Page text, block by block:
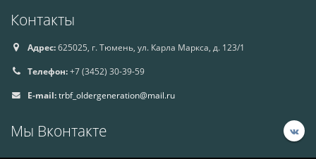
Контакты
Адрес:625025, г. Тюмень, ул. Карла Маркса, д. 123/1
Телефон:+7 (3452) 30-39-59
E-mail:trbf_oldergeneration@mail.ru
Мы Вконтакте